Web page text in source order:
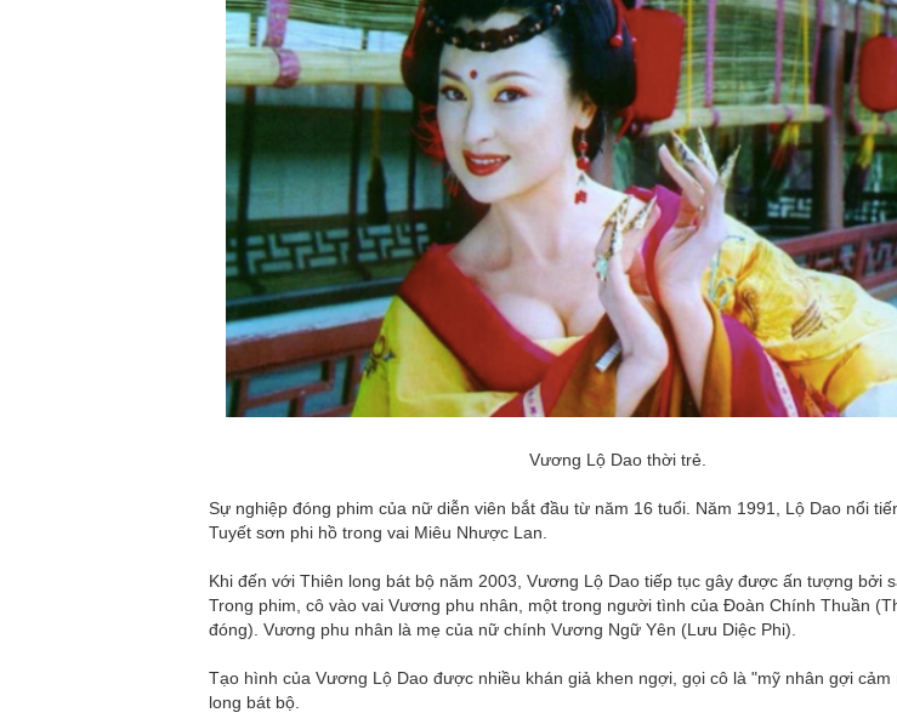
Vương Lộ Dao thời trẻ.
Sự nghiệp đóng phim của nữ diễn viên bắt đầu từ năm 16 tuổi. Năm 1991, Lộ Dao nổi
Tuyết sơn phi hồ trong vai Miêu Nhược Lan.
Khi đến với Thiên long bát bộ năm 2003, Vương Lộ Dao tiếp tục gây được ấn tượng bởi
Trong phim, cô vào vai Vương phu nhân, một trong người tình của Đoàn Chính Thuần
đóng). Vương phu nhân là mẹ của nữ chính Vương Ngữ Yên (Lưu Diệc Phi).
Tạo hình của Vương Lộ Dao được nhiều khán giả khen ngợi, gọi cô là "mỹ nhân gợi cảm
long bát bộ.